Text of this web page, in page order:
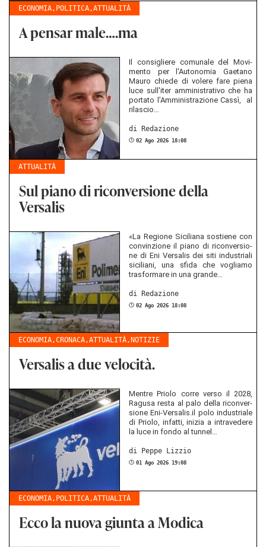
ECONOMIA , POLITICA ,ATTUALITÀ
A pensar male….ma
Il con­siglie­re co­mu­na­le del Mo­vi­
men­to per l'Au­to­no­mia Gae­ta­no
Mauro chie­de di vo­le­re fare piena
luce sull'iter am­mi­nis­tra­ti­vo che ha
por­ta­to l’Am­mi­nis­tra­zio­ne Cassì, al
ri­la­s­cio…
di Red­azio­ne
02 Ago 2026 18:08
ATTUALITÀ
Sul piano di riconversione della
Versalis
«La Re­gio­ne Si­ci­lia­na sos­tie­ne con
con­vi­n­zio­ne il piano di ri­con­ver­sio­
ne di Eni Ver­sa­lis dei siti in­du­stria­li
si­ci­lia­ni, una sfida che voglia­mo
tras­for­ma­re in una gran­de…
di Red­azio­ne
02 Ago 2026 18:08
ECONOMIA,CRONACA,ATTUALITÀ, NOTIZIE
Versalis a due velocità.
Men­tre Prio­lo corre verso il 2028,
Ra­gu­sa resta al palo della ri­con­ver­
sio­ne Eni-​Versalis.il polo in­du­stria­le
di Prio­lo, in­fat­ti, in­izia a in­tra­ve­de­re
la luce in fondo al tun­nel…
di Peppe Li­z­zio
01 Ago 2026 19:08
ECONOMIA, POLITICA,ATTUALITÀ
Ecco la nuova giunta a Modica